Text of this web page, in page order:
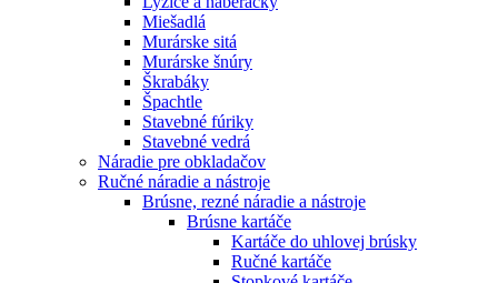
Miešadlá
Murárske sitá
Murárske šnúry
Škrabáky
Špachtle
Stavebné fúriky
Stavebné vedrá
Náradie pre obkladačov
Ručné náradie a nástroje
Brúsne, rezné náradie a nástroje
Brúsne kartáče
Kartáče do uhlovej brúsky
Ručné kartáče